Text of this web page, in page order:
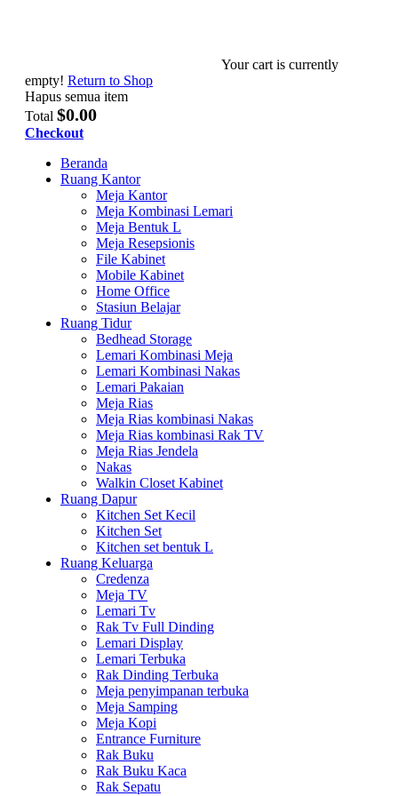
Your cart is currently
empty! Return to Shop
Hapus semua item
Total $0.00
Checkout
Beranda
Ruang Kantor
Meja Kantor
Meja Kombinasi Lemari
Meja Bentuk L
Meja Resepsionis
File Kabinet
Mobile Kabinet
Home Office
Stasiun Belajar
Ruang Tidur
Bedhead Storage
Lemari Kombinasi Meja
Lemari Kombinasi Nakas
Lemari Pakaian
Meja Rias
Meja Rias kombinasi Nakas
Meja Rias kombinasi Rak TV
Meja Rias Jendela
Nakas
Walkin Closet Kabinet
Ruang Dapur
Kitchen Set Kecil
Kitchen Set
Kitchen set bentuk L
Ruang Keluarga
Credenza
Meja TV
Lemari Tv
Rak Tv Full Dinding
Lemari Display
Lemari Terbuka
Rak Dinding Terbuka
Meja penyimpanan terbuka
Meja Samping
Meja Kopi
Entrance Furniture
Rak Buku
Rak Buku Kaca
Rak Sepatu